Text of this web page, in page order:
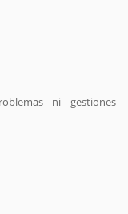
ni gestiones